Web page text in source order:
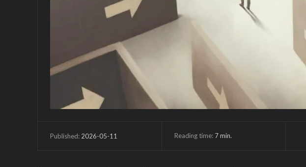
Published: 2026-05-11 Reading time: 7min.